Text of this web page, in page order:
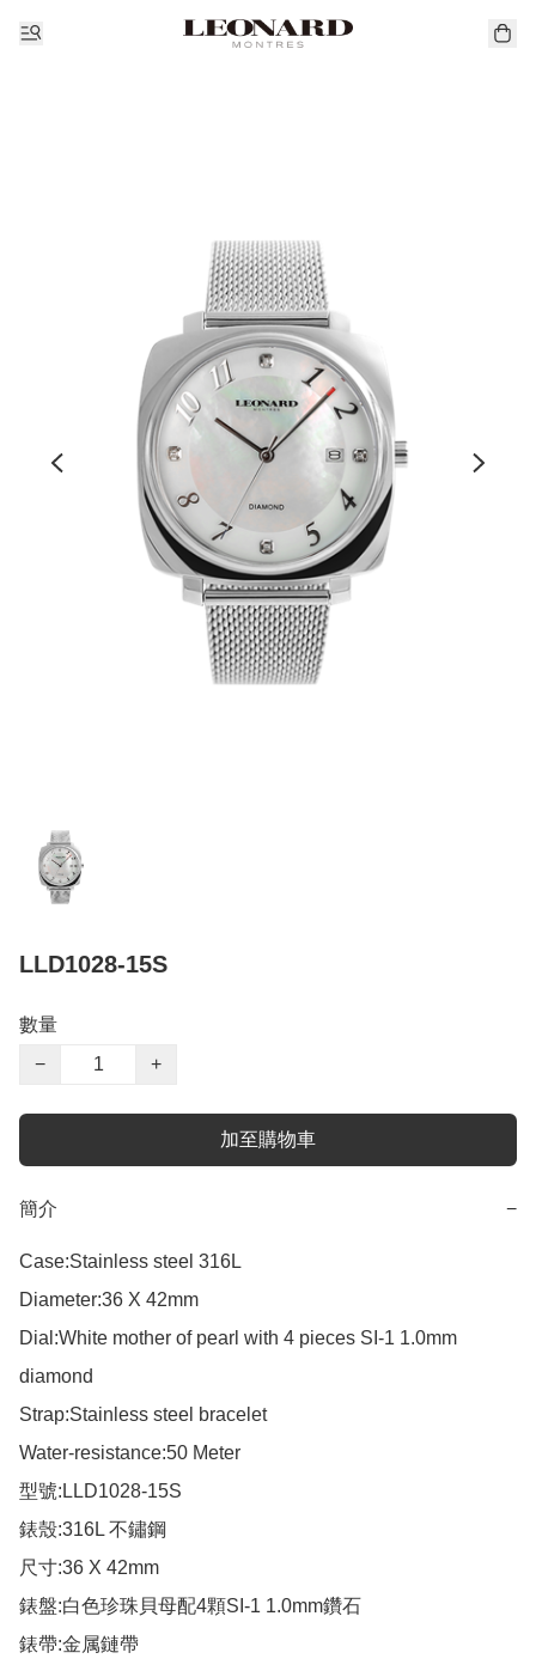
LLD1028-15S
數量
−
+
加至購物車
簡介 −
Case:Stainless steel 316L
Diameter:36 X 42mm
Dial:White mother of pearl with 4 pieces SI-1 1.0mm
diamond
Strap:Stainless steel bracelet
Water-resistance:50 Meter
型號:LLD1028-15S
錶殼:316L 不鏽鋼
尺寸:36 X 42mm
錶盤:白色珍珠貝母配4顆SI-1 1.0mm鑽石
錶帶:金属鏈帶